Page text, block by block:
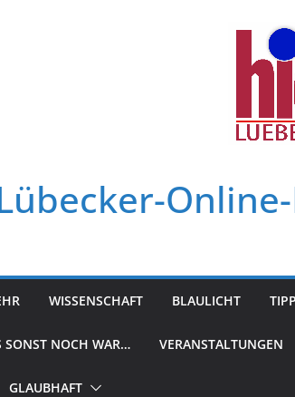
WISSENSCHAFT BLAULICHT
SONST NOCH WAR… VERANSTALTUNGEN
GLAUBHAFT